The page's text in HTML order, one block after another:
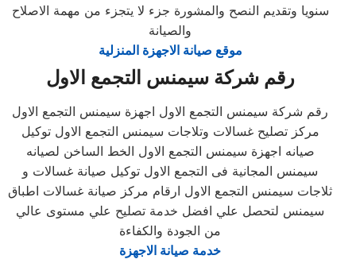
سنويا وتقديم النصح والمشورة جزء لا يتجزء من مهمة الاصلاح
والصيانة
موقع صيانة الاجهزة المنزلية
رقم شركة سيمنس التجمع الاول
رقم شركة سيمنس التجمع الاول اجهزة سيمنس التجمع الاول
مركز تصليح غسالات وتلاجات سيمنس التجمع الاول توكيل
صيانه اجهزة سيمنس التجمع الاول الخط الساخن لصيانه
سيمنس المجانية فى التجمع الاول توكيل صيانة غسالات و
ثلاجات سيمنس التجمع الاول ارقام مركز صيانة غسالات اطباق
سيمنس لتحصل علي افضل خدمة تصليح علي مستوى عالي
من الجودة والكفاءة
خدمة صيانة الاجهزة